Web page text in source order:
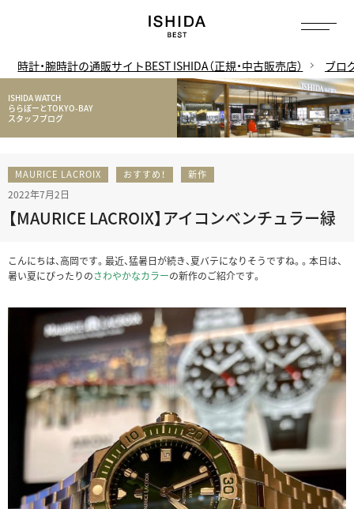
時計・腕時計の通販サイトBEST ISHIDA（正規・中古販売店） ブロ
ISHIDA WATCH
ららぽーとTOKYO-BAY
スタッフブログ
MAURICE LACROIX おすすめ！ 新作
2022年7月2日
【MAURICE LACROIX】アイコンベンチュラー緑
こんにちは、高岡です。最近、猛暑日が続き、夏バテになりそうですね。。本日は、
暑い夏にぴったりのさわやかなカラーの新作のご紹介です。